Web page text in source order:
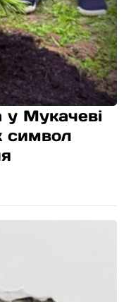
Мукачеві
символ